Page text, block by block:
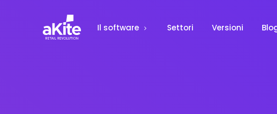
Il software Settori Versioni